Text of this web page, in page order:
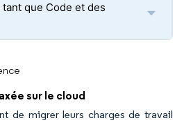
que Code et des
sur le cloud
de migrer leurs charges de travail